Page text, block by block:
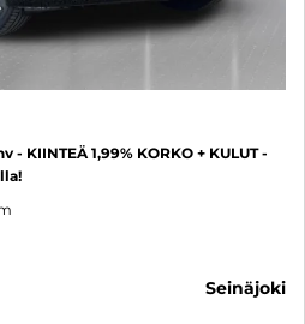
- KIINTEÄ 1,99% KORKO + KULUT -
seinäjoki